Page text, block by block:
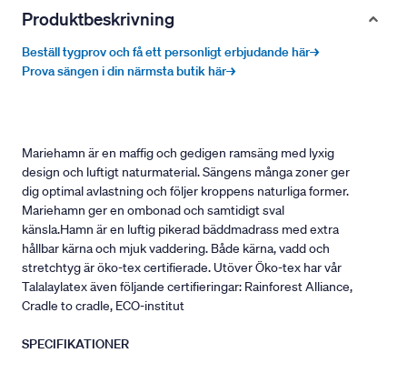
Produktbeskrivning
Beställ tygprov och få ett personligt erbjudande här→
Prova sängen i din närmsta butik här→
Mariehamn är en maffig och gedigen ramsäng med lyxig
design och luftigt naturmaterial. Sängens många zoner ger
dig optimal avlastning och följer kroppens naturliga former.
Mariehamn ger en ombonad och samtidigt sval
känsla.Hamn är en luftig pikerad bäddmadrass med extra
hållbar kärna och mjuk vaddering. Både kärna, vadd och
stretchtyg är öko-tex certifierade. Utöver Öko-tex har vår
Talalaylatex även följande certifieringar: Rainforest Alliance,
Cradle to cradle, ECO-institut
SPECIFIKATIONER